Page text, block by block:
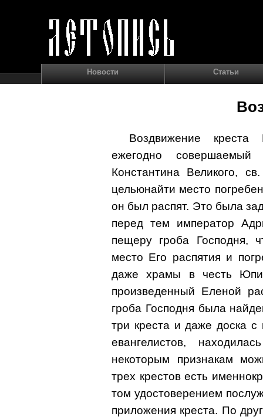
Новости Статьи
Воздвижение креста
ежегодно
Константина Великого,
цельюнайти место
он был распят. Это была
перед тем император
пещеру гроба Господня,
место Его распятия и
даже храмы в честь
произведенный Еленой
гроба Господня была
три креста и даже доска с
евангелистов,
некоторым признакам
трех крестов есть
том удостоверением
приложения креста. По